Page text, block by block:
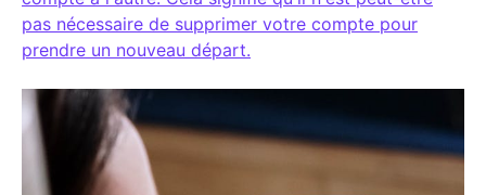
pas nécessaire de supprimer votre compte pour
prendre un nouveau départ.